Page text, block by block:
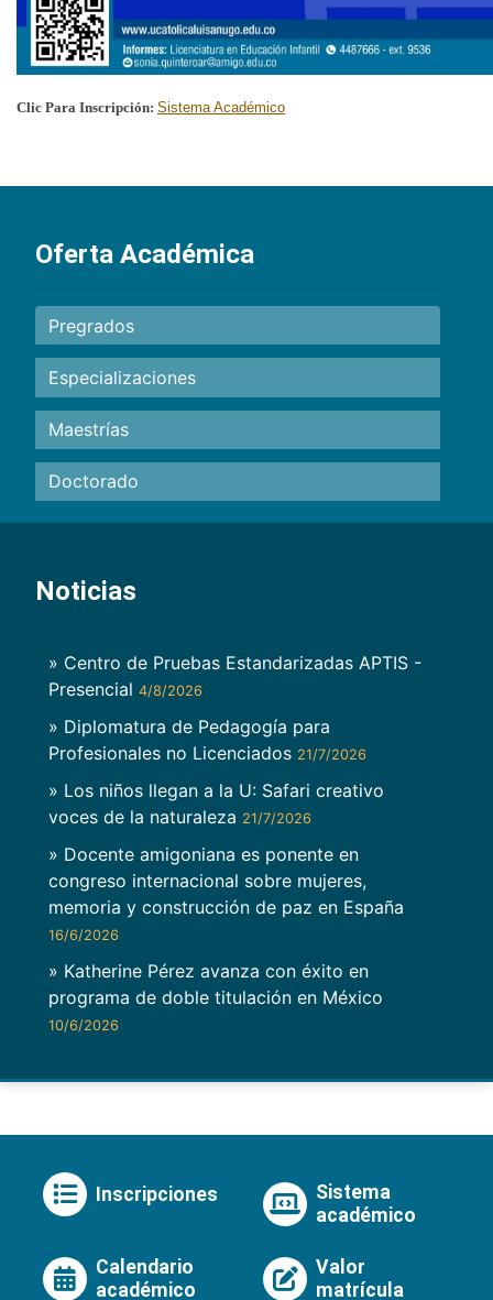
Clic Para Inscripción: Sistema Académico
Oferta Académica
Pregrados
Especializaciones
Maestrías
Doctorado
Noticias
» Centro de Pruebas Estandarizadas APTIS -
Presencial 4/8/2026
» Diplomatura de Pedagogía para
Profesionales no Licenciados 21/7/2026
» Los niños llegan a la U: Safari creativo
voces de la naturaleza 21/7/2026
» Docente amigoniana es ponente en
congreso internacional sobre mujeres,
memoria y construcción de paz en España
16/6/2026
» Katherine Pérez avanza con éxito en
programa de doble titulación en México
10/6/2026
Inscripciones
Sistema
académico
Calendario
académico
Valor
matrícula